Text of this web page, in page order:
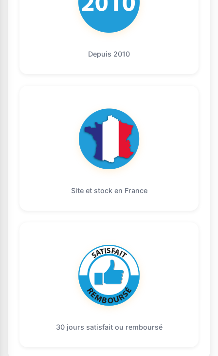
Depuis 2010
Site et stock en France
30 jours satisfait ou remboursé